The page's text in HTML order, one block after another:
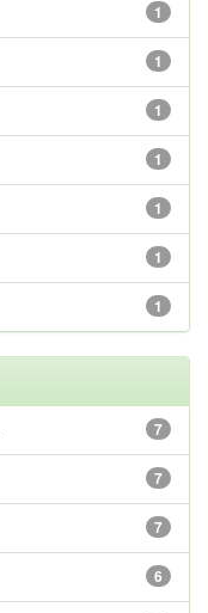
1
1
1
1
1
1
1
7
7
7
6